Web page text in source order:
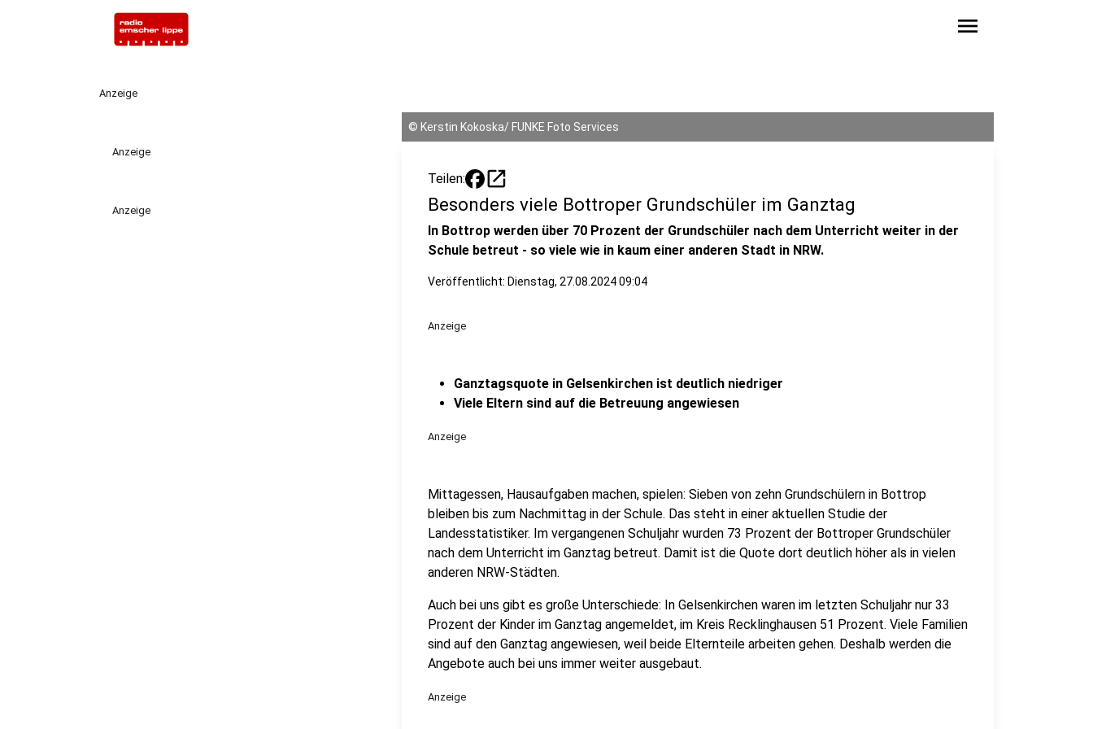
menu
Anzeige
Anzeige
Anzeige
© Kerstin Kokoska/ FUNKE Foto Services
Teilen: open_in_new
Besonders viele Bottroper Grundschüler im Ganztag
In Bottrop werden über 70 Prozent der Grundschüler nach dem Unterricht weiter in der
Schule betreut - so viele wie in kaum einer anderen Stadt in NRW.
Veröffentlicht: Dienstag, 27.08.2024 09:04
Anzeige
Ganztagsquote in Gelsenkirchen ist deutlich niedriger
Viele Eltern sind auf die Betreuung angewiesen
Anzeige
Mittagessen, Hausaufgaben machen, spielen: Sieben von zehn Grundschülern in Bottrop
bleiben bis zum Nachmittag in der Schule. Das steht in einer aktuellen Studie der
Landesstatistiker. Im vergangenen Schuljahr wurden 73 Prozent der Bottroper Grundschüler
nach dem Unterricht im Ganztag betreut. Damit ist die Quote dort deutlich höher als in vielen
anderen NRW-Städten.
Auch bei uns gibt es große Unterschiede: In Gelsenkirchen waren im letzten Schuljahr nur 33
Prozent der Kinder im Ganztag angemeldet, im Kreis Recklinghausen 51 Prozent. Viele Familien
sind auf den Ganztag angewiesen, weil beide Elternteile arbeiten gehen. Deshalb werden die
Angebote auch bei uns immer weiter ausgebaut.
Anzeige